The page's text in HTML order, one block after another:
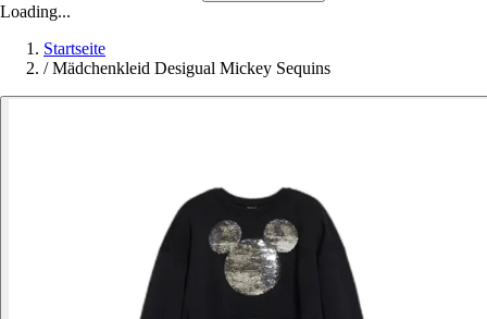
Loading...
Startseite
/ Mädchenkleid Desigual Mickey Sequins